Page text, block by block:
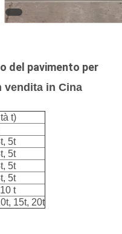
del pavimento per
vendita in Cina
t)
5t
5t
5t
5t
t
15t, 20t